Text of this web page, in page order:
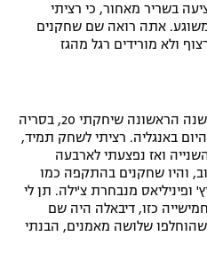
בשריר מאחור, כי רציתי
אתה רואה שם שחקנים
ולא מורידים רגל מהגז
לא ויתרתי. מתוך 38 משחקים בשנה הראשונה שיחקתי 20, בסריה
באנגליה. רציתי לשחק תמיד,
ואז נפצעתי לארבעה
והיו שחקנים בהתקפה כמו
ופיניליאס מנבחרת צ'ילה. תן לי
כזו, דיבאלה היה שם
שלושה מאמנים, הבנתי